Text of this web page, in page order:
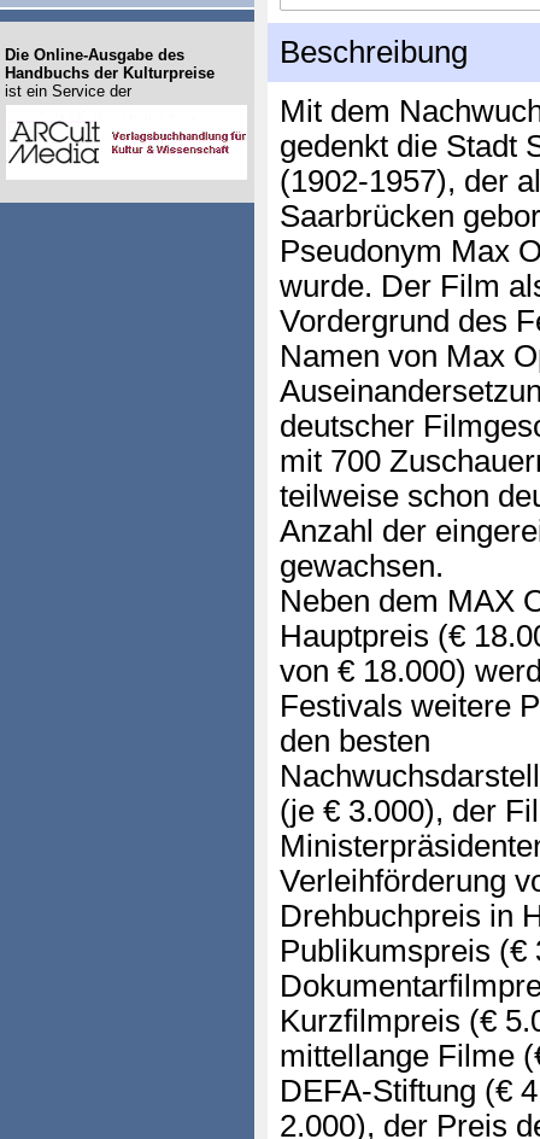
Beschreibung
Mit dem
gedenkt die Stadt
(1902-1957), der
Saarbrücken
Pseudonym Max
wurde. Der Film
Vordergrund des
Namen von Max
deutscher
mit 700
teilweise schon
Anzahl der
gewachsen.
Neben dem MAX
Hauptpreis (€
von € 18.000)
Festivals weitere
den besten
(je € 3.000), der
Verleihförderung
Drehbuchpreis in
Publikumspreis (€
Kurzfilmpreis (€
mittellange Filme
DEFA-Stiftung (€
2.000), der Preis
Die Online-Ausgabe des
Handbuchs der Kulturpreise
ist ein Service der